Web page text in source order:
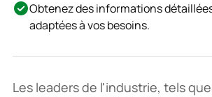
Obtenez des informations
adaptées à vos besoins.
Les leaders de l'industrie, tels que